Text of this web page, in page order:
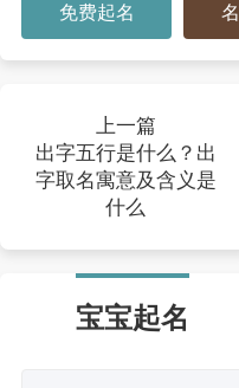
免费起名
上一篇
出字五行是什么？出
字取名寓意及含义是
什么
宝宝起名